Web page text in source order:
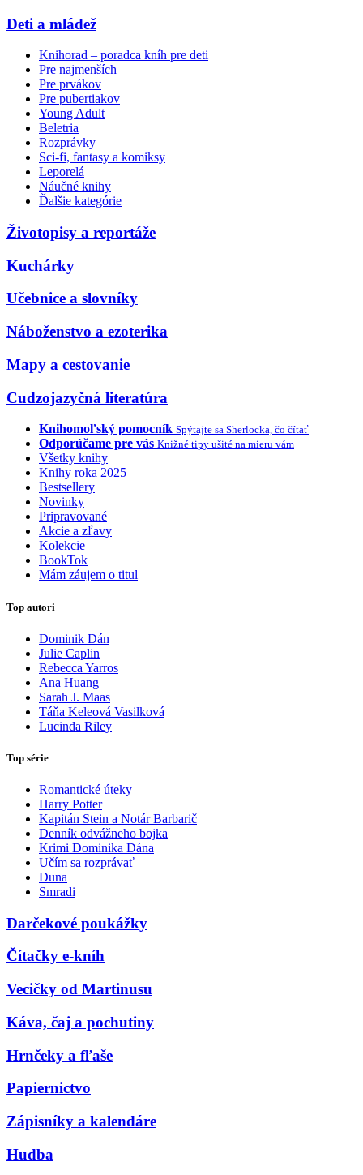
Deti a mládež
Knihorad – poradca kníh pre deti
Pre najmenších
Pre prvákov
Pre pubertiakov
Young Adult
Beletria
Rozprávky
Sci-fi, fantasy a komiksy
Leporelá
Náučné knihy
Ďalšie kategórie
Životopisy a reportáže
Kuchárky
Učebnice a slovníky
Náboženstvo a ezoterika
Mapy a cestovanie
Cudzojazyčná literatúra
Knihomoľský pomocník Spýtajte sa Sherlocka, čo čítať
Odporúčame pre vás Knižné tipy ušité na mieru vám
Všetky knihy
Knihy roka 2025
Bestsellery
Novinky
Pripravované
Akcie a zľavy
Kolekcie
BookTok
Mám záujem o titul
Top autori
Dominik Dán
Julie Caplin
Rebecca Yarros
Ana Huang
Sarah J. Maas
Táňa Keleová Vasilková
Lucinda Riley
Top série
Romantické úteky
Harry Potter
Kapitán Stein a Notár Barbarič
Denník odvážneho bojka
Krimi Dominika Dána
Učím sa rozprávať
Duna
Smradi
Darčekové poukážky
Čítačky e-kníh
Vecičky od Martinusu
Káva, čaj a pochutiny
Hrnčeky a fľaše
Papiernictvo
Zápisníky a kalendáre
Hudba